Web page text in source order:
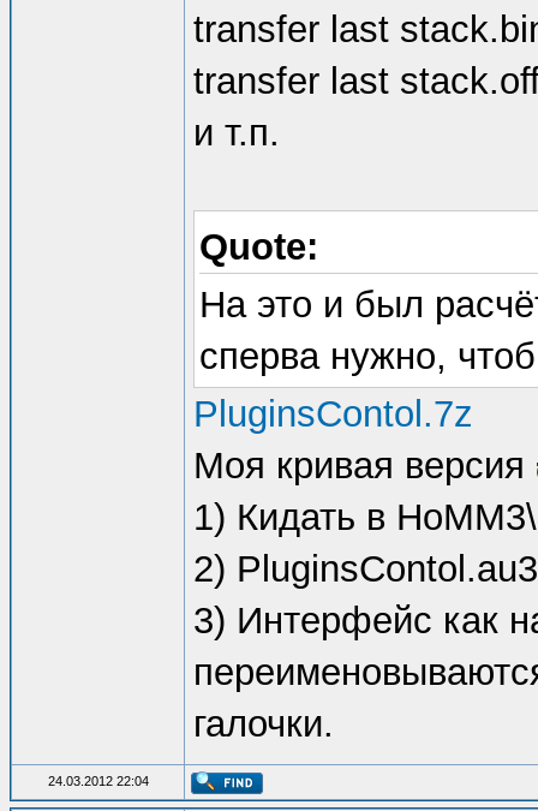
transfer last
transfer last
и т.п.
Quote:
На это и был
сперва нужно,
PluginsContol.7z
Моя кривая версия
1) Кидать в
2)
3) Интерфейс как
галочки.
24.03.2012 22:04